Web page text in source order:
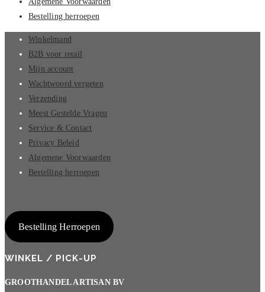
Bestelling herroepen
Winkelmand
B2B voor retail
Mijn account
Wachtwoord vergeten
Verzending
Meest Gestelde Vragen
Service & Contact
Privacy Beleid
Algemene Voorwaarden
Bestelling herroepen
Bestelling Herroepen
WINKEL / PICK-UP
GROOTHANDEL ARTISAN BV